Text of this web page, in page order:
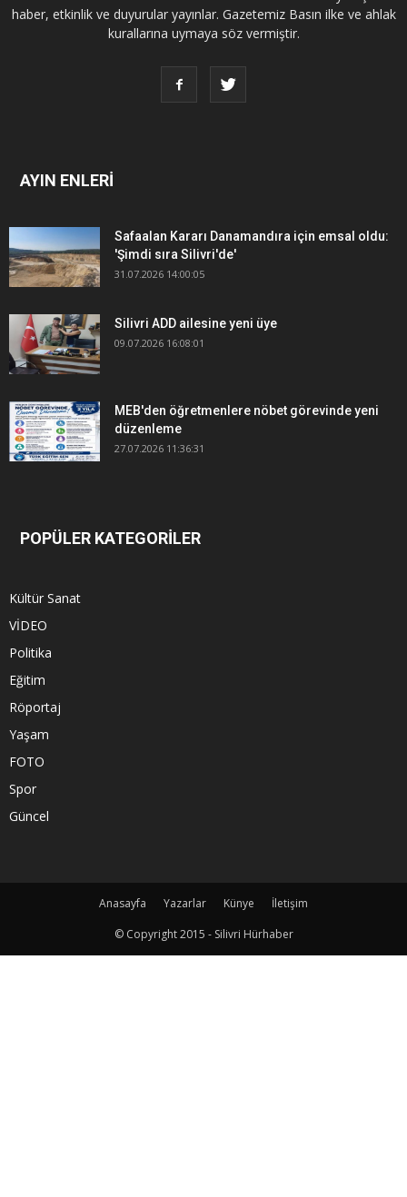
haber, etkinlik ve duyurular yayınlar. Gazetemiz Basın ilke ve ahlak
kurallarına uymaya söz vermiştir.
AYIN ENLERİ
Safaalan Kararı Danamandıra için emsal oldu:
'Şimdi sıra Silivri'de'
31.07.2026 14:00:05
Silivri ADD ailesine yeni üye
09.07.2026 16:08:01
MEB'den öğretmenlere nöbet görevinde yeni
düzenleme
27.07.2026 11:36:31
POPÜLER KATEGORİLER
Kültür Sanat
VİDEO
Politika
Eğitim
Röportaj
Yaşam
FOTO
Spor
Güncel
Anasayfa Yazarlar Künye
İletişim
© Copyright 2015 - Silivri Hürhaber